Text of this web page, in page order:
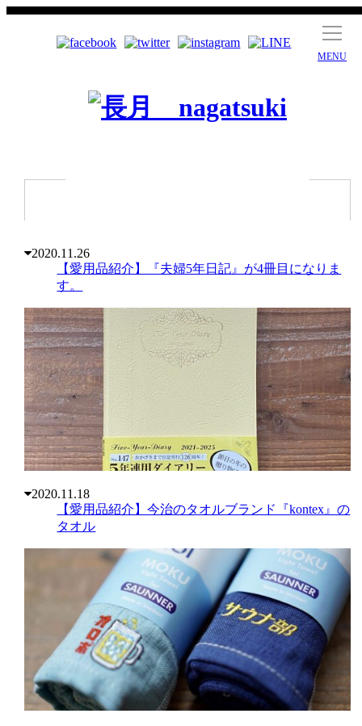
MENU
2020.11.26
【愛用品紹介】『夫婦5年日記』が4冊目になりま
す。
2020.11.18
【愛用品紹介】今治のタオルブランド『kontex』の
タオル